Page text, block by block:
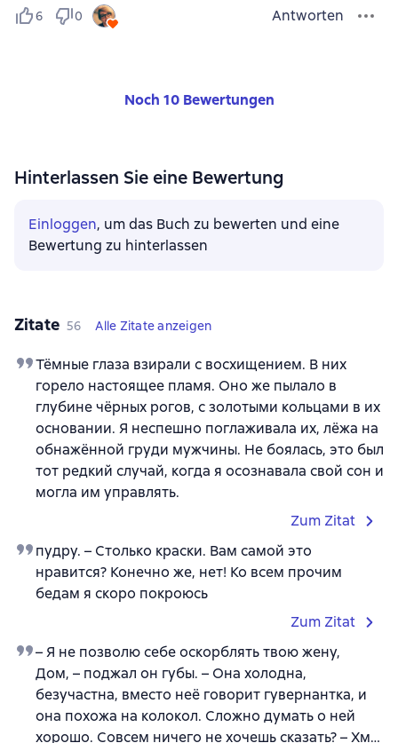
6 0 Antworten
Noch 10 Bewertungen
Hinterlassen Sie eine Bewertung
Einloggen, um das Buch zu bewerten und eine
Bewertung zu hinterlassen
Zitate 56 Alle Zitate anzeigen
Тёмные глаза взирали с восхищением. В них
горело настоящее пламя. Оно же пылало в
глубине чёрных рогов, с золотыми кольцами в их
основании. Я неспешно поглаживала их, лёжа на
обнажённой груди мужчины. Не боялась, это был
тот редкий случай, когда я осознавала свой сон и
могла им управлять.
Zum Zitat
пудру. – Столько краски. Вам самой это
нравится? Конечно же, нет! Ко всем прочим
бедам я скоро покроюсь
Zum Zitat
– Я не позволю себе оскорблять твою жену,
Дом, – поджал он губы. – Она холодна,
безучастна, вместо неё говорит гувернантка, и
она похожа на колокол. Сложно думать о ней
хорошо. Совсем ничего не хочешь сказать? – Хм…